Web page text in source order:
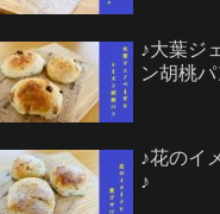
♪大葉ジ
ン胡桃パ
♪花のイ
♪